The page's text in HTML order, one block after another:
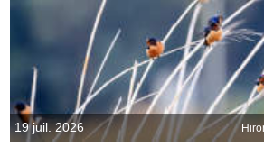
19 juil. 2026